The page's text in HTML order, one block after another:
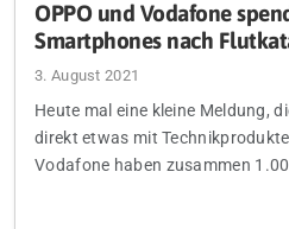
OPPO und Vodafone
Smartphones nach
3. August 2021
Heute mal eine kleine Meldung,
direkt etwas mit
Vodafone haben zusammen